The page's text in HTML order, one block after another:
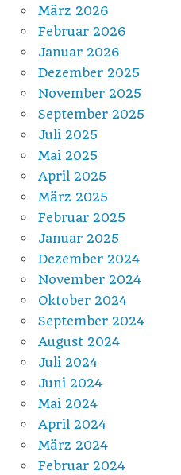
März 2026
Februar 2026
Januar 2026
Dezember 2025
November 2025
September 2025
Juli 2025
Mai 2025
April 2025
März 2025
Februar 2025
Januar 2025
Dezember 2024
November 2024
Oktober 2024
September 2024
August 2024
Juli 2024
Juni 2024
Mai 2024
April 2024
März 2024
Februar 2024